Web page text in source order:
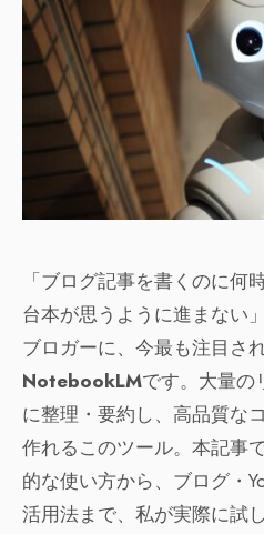
「ブログ記事を書くのに何
台本が思うように進まない
ブロガーに、今最も注目さ
NotebookLMです。大量の
に整理・要約し、高品質な
作れるこのツール。本記事
的な使い方から、ブログ・
活用法まで、私が実際に試